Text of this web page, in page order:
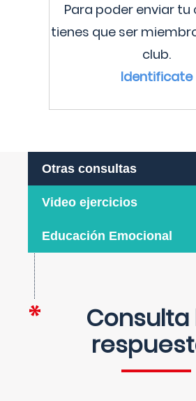
Para poder enviar tu
tienes que ser miembro
club.
Identificate
Otras consultas
Video ejercicios
Educación Emocional
Consulta